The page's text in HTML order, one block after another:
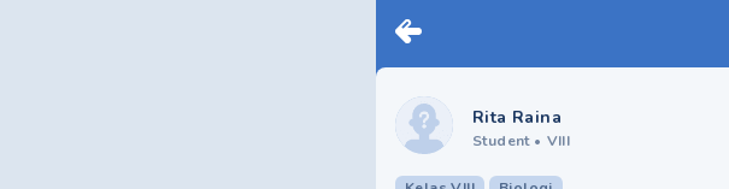
Rita Raina
Student • VIII